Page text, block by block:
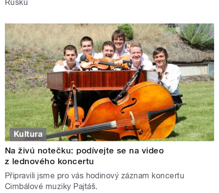
Rusku
Kultura
Na živú notečku: podívejte se na video
z lednového koncertu
Připravili jsme pro vás hodinový záznam koncertu
Cimbálové muziky Pajtáš.